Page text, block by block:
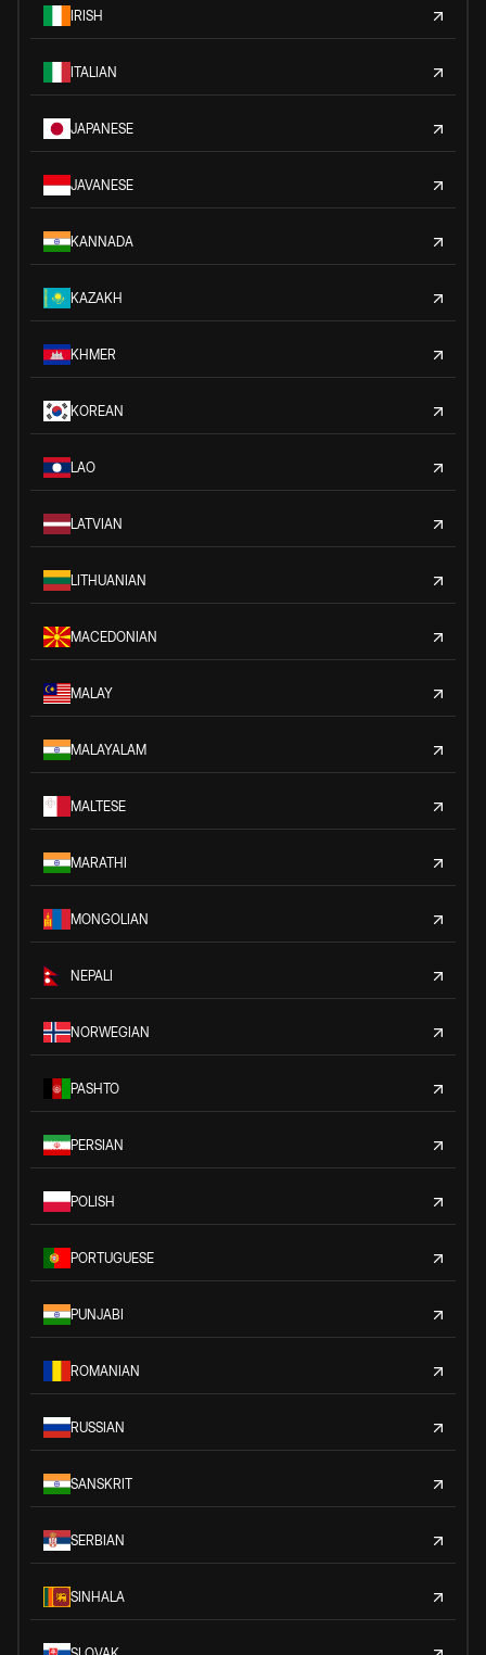
IRISH
ITALIAN
JAPANESE
JAVANESE
KANNADA
KAZAKH
KHMER
KOREAN
LAO
LATVIAN
LITHUANIAN
MACEDONIAN
MALAY
MALAYALAM
MALTESE
MARATHI
MONGOLIAN
NEPALI
NORWEGIAN
PASHTO
PERSIAN
POLISH
PORTUGUESE
PUNJABI
ROMANIAN
RUSSIAN
SANSKRIT
SERBIAN
SINHALA